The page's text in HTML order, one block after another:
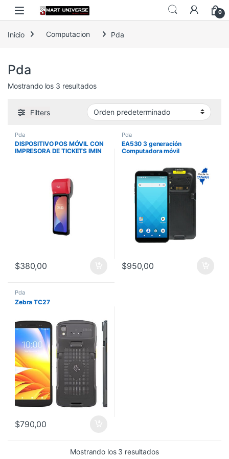
Skip to navigation
Skip to content
0
Inicio Computacion Pda
Pda
Mostrando los 3 resultados
Filters
Pda
DISPOSITIVO POS MÓVIL CON
IMPRESORA DE TICKETS IMIN
$380,00
Pda
EA530 3 generación
Computadora móvil
$950,00
Pda
Zebra TC27
$790,00
Mostrando los 3 resultados